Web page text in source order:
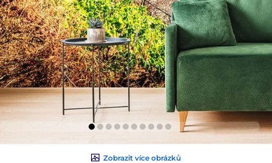
Zobrazit více obrázků